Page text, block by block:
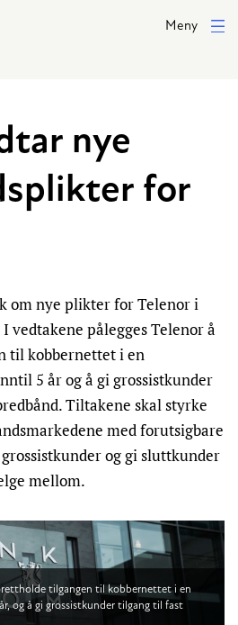
Meny
nye
for
om nye plikter for Telenor i
vedtakene pålegges Telenor å
til kobbernettet i en
5 år og å gi grossistkunder
Tiltakene skal styrke
med forutsigbare
og gi sluttkunder
mellom.
tilgangen til kobbernettet i en
og å gi grossistkunder tilgang til fast